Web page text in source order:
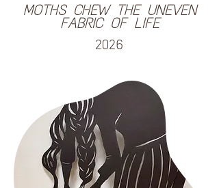
MOTHS CHEW THE UNEVEN
FABRIC OF LIFE
2026